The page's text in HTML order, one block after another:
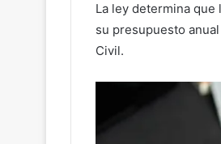
La ley determina
su presupuesto
Civil.